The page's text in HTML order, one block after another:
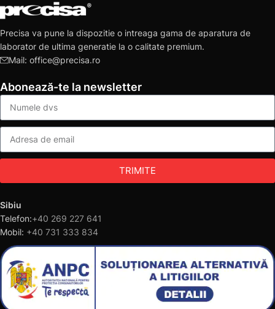
Precisa va pune la dispozitie o intreaga gama de aparatura de
laborator de ultima generatie la o calitate premium.
Mail: office@precisa.ro
Abonează-te la newsletter
TRIMITE
Sibiu
Telefon:+40 269 227 641
Mobil: +40 731 333 834